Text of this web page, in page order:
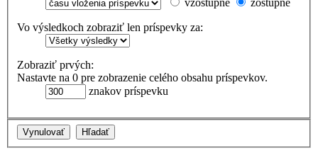
vzostupne
zostupne
Vo výsledkoch zobraziť len príspevky za:
Zobraziť prvých:
Nastavte na 0 pre zobrazenie celého obsahu príspevkov.
znakov príspevku